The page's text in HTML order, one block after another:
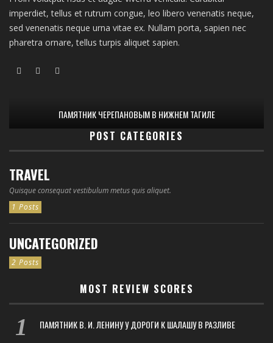
imperdiet, tellus et rutrum congue, leo libero venenatis neque,
sed venenatis neque urna vitae ex. Nullam porta, sapien nec
pharetra ornare, tellus turpis aliquet sapien.
ПАМЯТНИК ЧЕРЕПАНОВЫМ В НИЖНЕМ ТАГИЛЕ
POST CATEGORIES
TRAVEL
Quisque consequat vestibulum metus quis aliquet.
1 Posts
UNCATEGORIZED
2 Posts
MOST REVIEW SCORES
ПАМЯТНИК В. И. ЛЕНИНУ У ДОРОГИ К ШАЛАШУ В РАЗЛИВЕ